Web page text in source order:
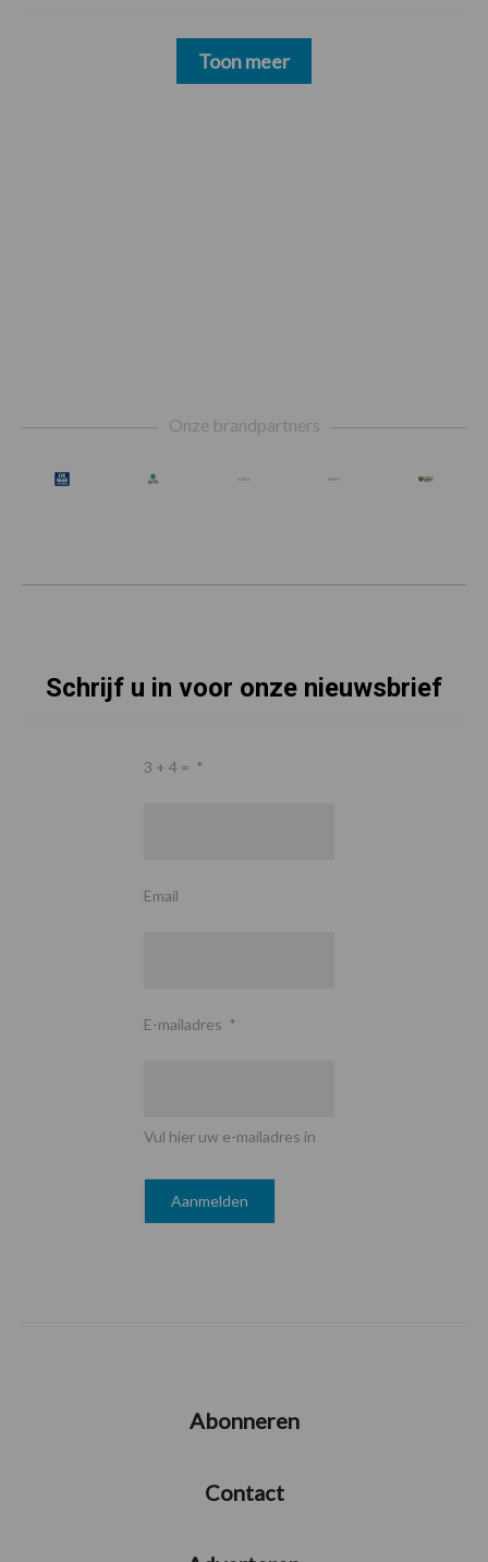
Toon meer
Onze brandpartners
Schrijf u in voor onze nieuwsbrief
3 + 4 = *
Email
E-mailadres *
Vul hier uw e-mailadres in
Abonneren
Contact